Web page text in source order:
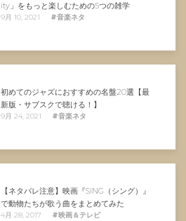
ity」をもっと楽しむための5つの雑学
9月 10, 2021 #音楽ネタ
初めてのジャズにおすすめの名盤20選【最
新版・サブスクで聴ける！】
9月 24, 2021 #音楽ネタ
【ネタバレ注意】映画『SING（シング）』
で動物たちが歌う曲をまとめてみた
4月 28, 2017 #映画＆テレビ